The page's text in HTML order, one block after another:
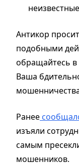
Антикор
подобными
обращайтесь
Ваша
Ранее
изъяли
самым
мошенников.